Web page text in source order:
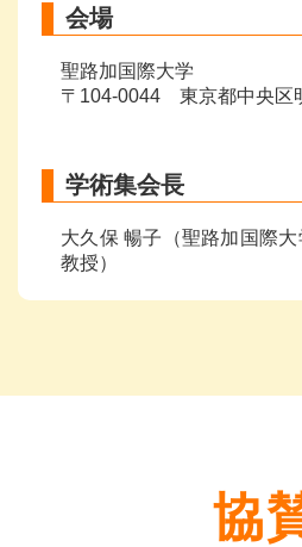
会場
聖路加国際大学
〒104-0044 東京都中央区
学術集会長
大久保 暢子（聖路加国際
教授）
協